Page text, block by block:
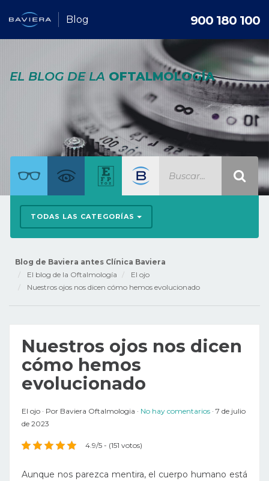
Blog 900 180 100
EL BLOG DE LA OFTALMOLOGÍA
TODAS LAS CATEGORÍAS
Blog de Baviera antes Clínica Baviera
El blog de la Oftalmología
El ojo
Nuestros ojos nos dicen cómo hemos evolucionado
Nuestros ojos nos dicen
cómo hemos
evolucionado
El ojo Por Baviera Oftalmologia No hay comentarios 7 de julio
de 2023
4.9/5 - (151 votos)
Aunque nos parezca mentira, el cuerpo humano está